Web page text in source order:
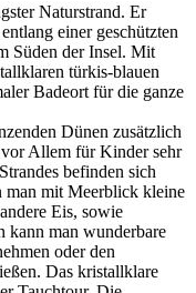
Naturstrand. Er
einer geschützten
Süden der Insel. Mit
türkis-blauen
Badeort für die ganze
Dünen zusätzlich
Allem für Kinder sehr
befinden sich
man mit Meerblick kleine
Eis, sowie
kann man wunderbare
oder den
Das kristallklare